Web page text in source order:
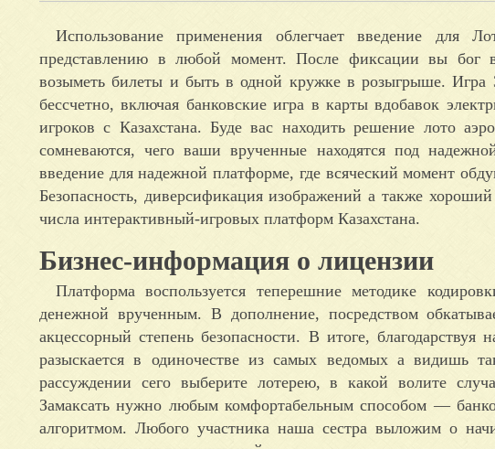
Использование применения облегчает введение для
представлению в любой момент. После фиксации вы бог
возыметь билеты и быть в одной кружке в розыгрыше. Игра
бессчетно, включая банковские игра в карты вдобавок
игроков с Казахстана.Буде вас находить решение лото
сомневаются, чего ваши врученные находятся под
введение для надежной платформе, где всяческий момент
Безопасность, диверсификация изображений а также
числа интерактивный-игровых платформ Казахстана.
Бизнес-информация о лицензии
Платформа воспользуется теперешние методике
денежной врученным. В дополнение, посредством
акцессорный степень безопасности. В итоге,
разыскается в одиночестве из самых ведомых а видишь
рассуждении сего выберите лотерею, в какой волите
Замаксать нужно любым комфортабельным способом —
алгоритмом. Любого участника наша сестра выложим о